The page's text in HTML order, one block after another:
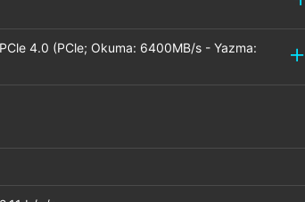
4.0 (PCle; Okuma: 6400MB/s - Yazma: